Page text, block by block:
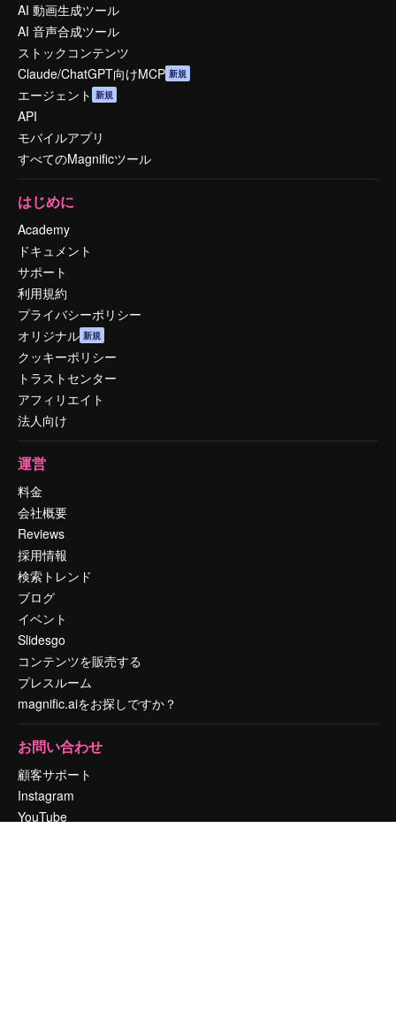
AI 動画生成ツール
AI 音声合成ツール
ストックコンテンツ
Claude/ChatGPT向けMCP 新規
エージェント 新規
API
モバイルアプリ
すべてのMagnificツール
はじめに
Academy
ドキュメント
サポート
利用規約
プライバシーポリシー
オリジナル 新規
クッキーポリシー
トラストセンター
アフィリエイト
法人向け
運営
料金
会社概要
Reviews
採用情報
検索トレンド
ブログ
イベント
Slidesgo
コンテンツを販売する
プレスルーム
magnific.aiをお探しですか？
お問い合わせ
顧客サポート
Instagram
YouTube